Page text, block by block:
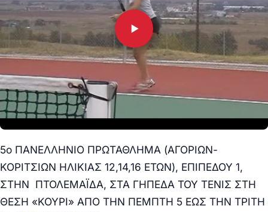
5ο ΠΑΝΕΛΛΗΝΙΟ ΠΡΩΤΑΘΛΗΜΑ (ΑΓΟΡΙΩΝ-
ΚΟΡΙΤΣΙΩΝ ΗΛΙΚΙΑΣ 12,14,16 ΕΤΩΝ), ΕΠΙΠΕΔΟΥ 1,
ΣΤΗΝ ΠΤΟΛΕΜΑΪΔΑ, ΣΤΑ ΓΗΠΕΔΑ ΤΟΥ ΤΕΝΙΣ ΣΤΗ
ΘΕΣΗ «ΚΟΥΡΙ» ΑΠΟ ΤΗΝ ΠΕΜΠΤΗ 5 ΕΩΣ ΤΗΝ ΤΡΙΤΗ